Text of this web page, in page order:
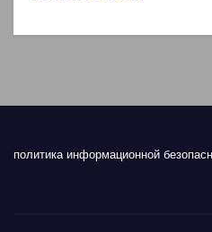
политика информационной